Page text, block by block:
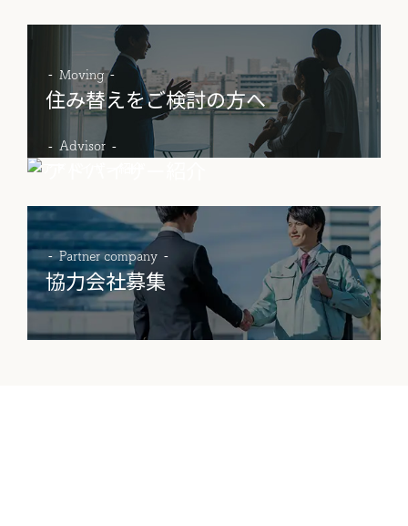
物件売却に関する
お問い合わせ
土地売却に関する
お問い合わせ
お問い合わせ
Moving
住み替えをご検討の方へ
Advisor
Partner company
協力会社募集